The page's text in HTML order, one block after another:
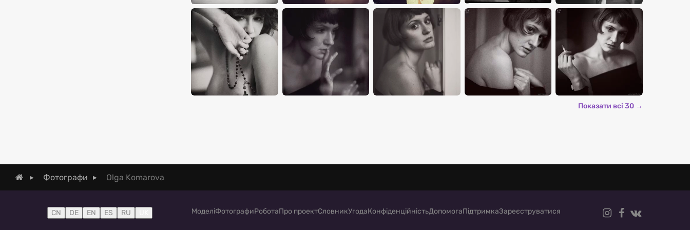
Показати всі 30 →
Фотографи Olga Komarova
CN DE EN ES RU МоделіФотографиРоботаПро проектСловникУгодаКонфіденційністьДопомогаПідтримкаЗареєструватися